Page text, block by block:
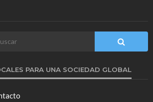
PARA UNA SOCIEDAD GLOBAL